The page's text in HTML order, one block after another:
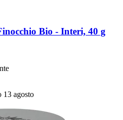
Bio -​ Interi, 40 g
13 agosto